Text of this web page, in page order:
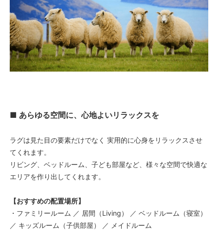
■ あらゆる空間に、心地よいリラックスを
ラグは見た目の要素だけでなく 実用的に心身をリラックスさせ
てくれます。
リビング、ベッドルーム、子ども部屋など、様々な空間で快適な
エリアを作り出してくれます。
【おすすめの配置場所】
・ファミリールーム ／ 居間（Living） ／ ベッドルーム（寝室）
／ キッズルーム（子供部屋） ／ メイドルーム